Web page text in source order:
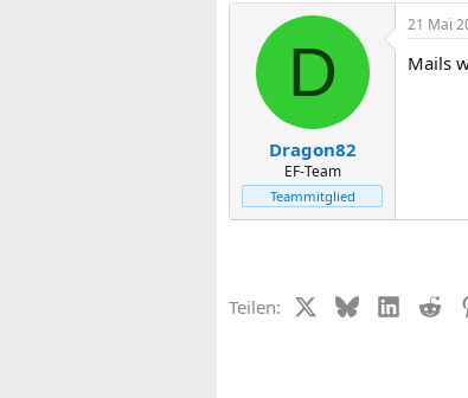
D
Dragon82
EF-Team
Teammitglied
21 Mai
Mails
Teilen: X (Twitter)
Bluesky